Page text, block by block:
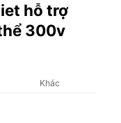
hỗ trợ
300v
Khác
cân, thải độc cơ thể